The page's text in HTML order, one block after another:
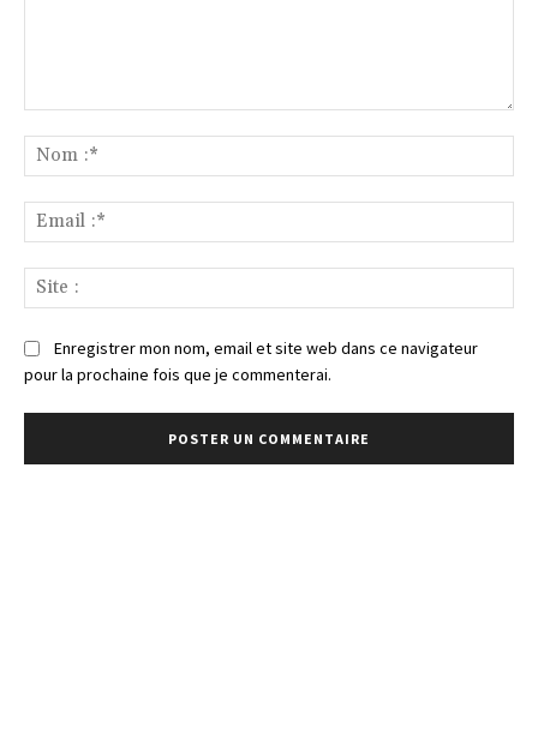
:*
:*
:
Enregistrer mon nom, email et site web dans ce navigateur
pour la prochaine fois que je commenterai.